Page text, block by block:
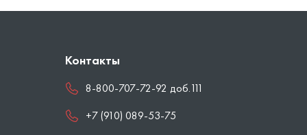
Контакты
8-800-707-72-92 доб.111
+7 (910) 089-53-75